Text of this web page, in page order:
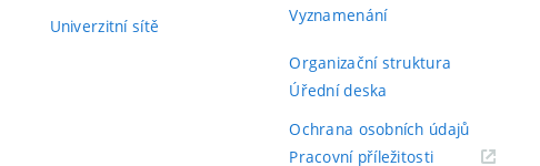
Univerzitní sítě
Vyznamenání
Organizační struktura
Úřední deska
Ochrana osobních údajů
Pracovní příležitosti(externí